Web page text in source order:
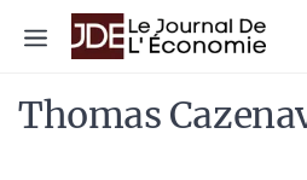
Menu
Thomas